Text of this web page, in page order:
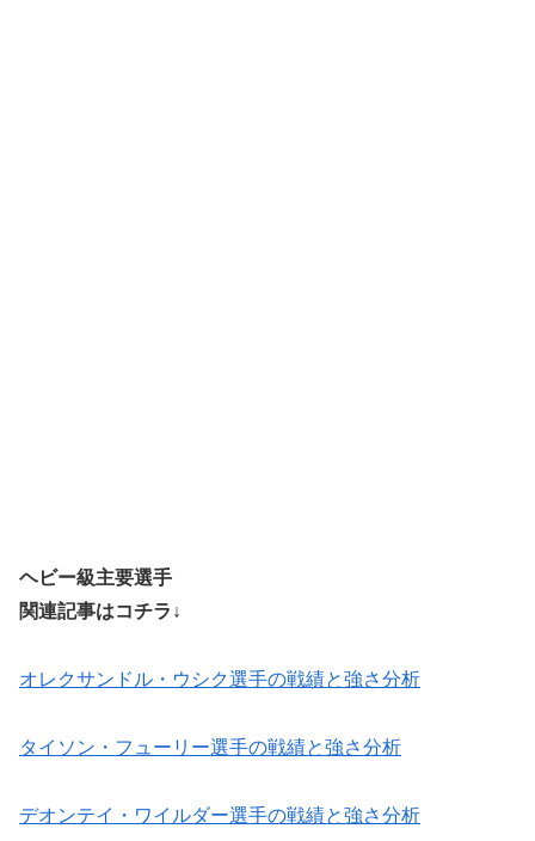
ヘビー級主要選手
関連記事はコチラ↓
オレクサンドル・ウシク選手の戦績と強さ分析
タイソン・フューリー選手の戦績と強さ分析
デオンテイ・ワイルダー選手の戦績と強さ分析